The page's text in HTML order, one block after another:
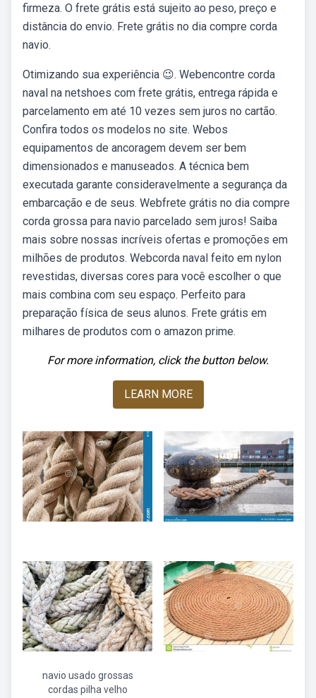
firmeza. O frete grátis está sujeito ao peso, preço e
distância do envio. Frete grátis no dia compre corda
navio.
Otimizando sua experiência 😉. Webencontre corda
naval na netshoes com frete grátis, entrega rápida e
parcelamento em até 10 vezes sem juros no cartão.
Confira todos os modelos no site. Webos
equipamentos de ancoragem devem ser bem
dimensionados e manuseados. A técnica bem
executada garante consideravelmente a segurança da
embarcação e de seus. Webfrete grátis no dia compre
corda grossa para navio parcelado sem juros! Saiba
mais sobre nossas incríveis ofertas e promoções em
milhões de produtos. Webcorda naval feito em nylon
revestidas, diversas cores para você escolher o que
mais combina com seu espaço. Perfeito para
preparação física de seus alunos. Frete grátis em
milhares de produtos com o amazon prime.
For more information, click the button below.
LEARN MORE
navio usado grossas
cordas pilha velho